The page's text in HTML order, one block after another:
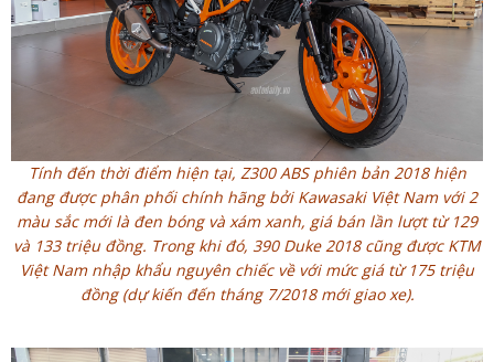
Tính đến thời điểm hiện tại, Z300 ABS phiên bản 2018 hiện
đang được phân phối chính hãng bởi Kawasaki Việt Nam với 2
màu sắc mới là đen bóng và xám xanh, giá bán lần lượt từ 129
và 133 triệu đồng. Trong khi đó, 390 Duke 2018 cũng được KTM
Việt Nam nhập khẩu nguyên chiếc về với mức giá từ 175 triệu
đồng (dự kiến đến tháng 7/2018 mới giao xe).